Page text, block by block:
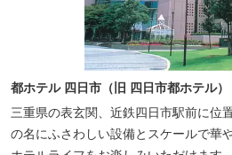
都ホテル 四日市（旧 四日市都ホテル）
三重県の表玄関、近鉄四日市駅前に位
の名にふさわしい設備とスケールで華